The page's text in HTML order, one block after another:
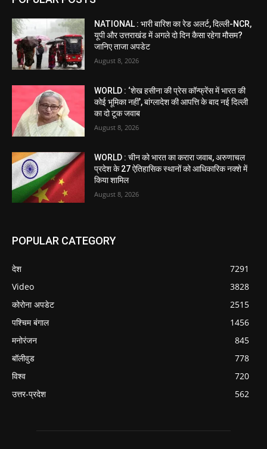
NATIONAL : भारी बारिश का रेड अलर्ट, दिल्ली-NCR,
यूपी और उत्तराखंड में अगले दो दिन कैसा रहेगा मौसम?
जानिए ताजा अपडेट
August 8, 2026
WORLD : ‘शेख हसीना की प्रेस कॉन्फ्रेंस में भारत की
कोई भूमिका नहीं’, बांग्लादेश की आपत्ति के बाद नई दिल्ली
का दो टूक जवाब
August 8, 2026
WORLD : चीन को भारत का करारा जवाब, अरुणाचल
प्रदेश के 27 ऐतिहासिक स्थानों को आधिकारिक नक्शे में
किया शामिल
August 8, 2026
POPULAR CATEGORY
देश
7291
Video
3828
कोरोना अपडेट
2515
पश्चिम बंगाल
1456
मनोरंजन
845
बॉलीवुड
778
विश्व
720
उत्तर-प्रदेश
562